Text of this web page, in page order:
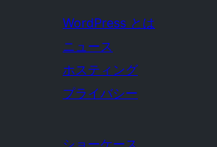
WordPress とは
ニュース
ホスティング
プライバシー
ショーケース